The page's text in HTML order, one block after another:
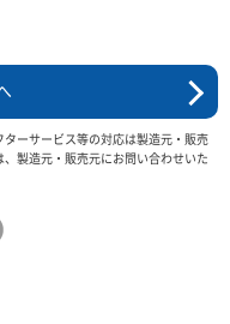
ーサービス等の対応は製造元・販売
製造元・販売元にお問い合わせいた